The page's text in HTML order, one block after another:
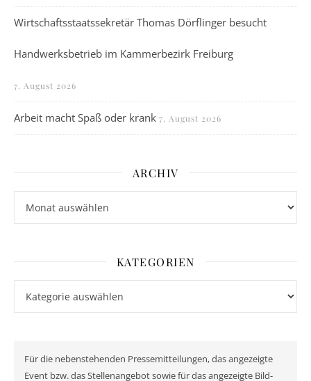
Wirtschaftsstaatssekretär Thomas Dörflinger besucht
Handwerksbetrieb im Kammerbezirk Freiburg
7. August 2026
Arbeit macht Spaß oder krank 7. August 2026
ARCHIV
KATEGORIEN
Für die nebenstehenden Pressemitteilungen, das angezeigte
Event bzw. das Stellenangebot sowie für das angezeigte Bild-